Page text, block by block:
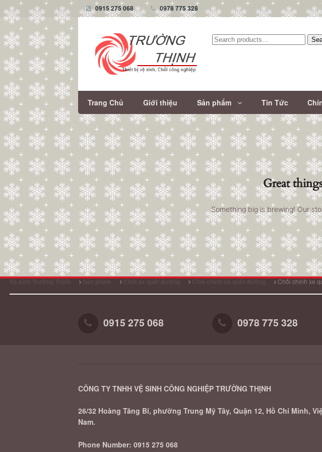
0915 275 068 0978 775 328
Tìm
Trang Chủ Giới thiệu Sản phẩm Tin Tức
Great
Something big is brewing! Our
Chổi chính xe
0915 275 068 0978 775 328
CÔNG TY TNHH VỆ SINH CÔNG NGHIỆP TRƯỜNG THỊNH
26/32 Hoàng Tăng Bí, phường Trung Mỹ Tây, Quận 12, Hồ Chí Minh,
Nam.
Phone Number: 0915 275 068